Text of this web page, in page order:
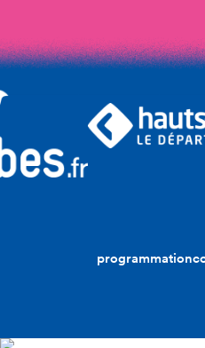
programmation